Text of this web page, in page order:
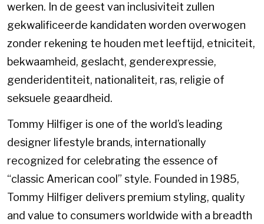
werken. In de geest van inclusiviteit zullen
gekwalificeerde kandidaten worden overwogen
zonder rekening te houden met leeftijd, etniciteit,
bekwaamheid, geslacht, genderexpressie,
genderidentiteit, nationaliteit, ras, religie of
seksuele geaardheid.
Tommy Hilfiger is one of the world’s leading
designer lifestyle brands, internationally
recognized for celebrating the essence of
“classic American cool” style. Founded in 1985,
Tommy Hilfiger delivers premium styling, quality
and value to consumers worldwide with a breadth